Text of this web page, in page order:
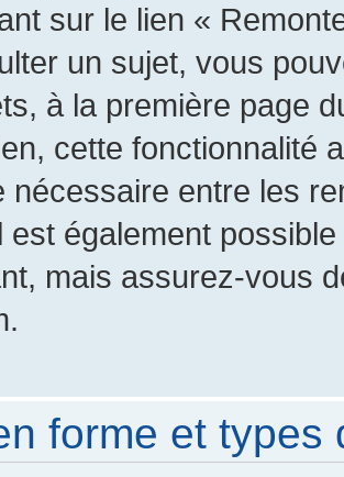
sur le lien «
un sujet, vous
à la première page
cette fonctionnalité
nécessaire entre les
est également
mais assurez-vous
forme et types